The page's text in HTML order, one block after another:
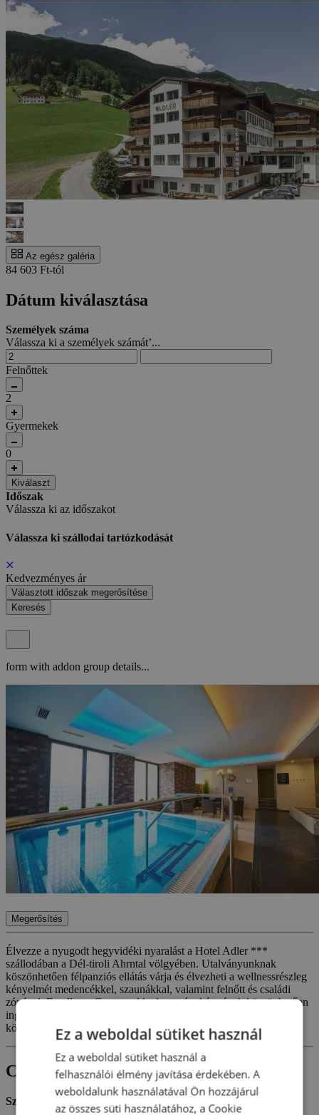
Az egész galéria
84 603 Ft-tól
Dátum kiválasztása
Személyek száma
Válassza ki a személyek számát’...
Felnőttek
2
Gyermekek
0
Kiválaszt
Időszak
Válassza ki az időszakot
Válassza ki szállodai tartózkodását
Kedvezményes ár
Választott időszak megerősítése
Keresés
form with addon group details...
Megerősítés
Élvezze a nyugodt hegyvidéki nyaralást a Hotel Adler ***
szállodában a Dél-tiroli Ahrntal völgyében. Utalványunknak
köszönhetően félpanziós ellátás várja és élvezheti a wellnessrészleg
kényelmét medencékkel, szaunákkal, valamint felnőtt és családi
zónával. Emellett a Guestcard kedvezménykártyának köszönhetően
ingyenesen használhatja majd a régi tömegközlekedését, így
könnyen felfedezheti a hegyeket és a környező látnivalókat.
Csomagtartalom
Szállás:
Ez a weboldal sütiket használ
Ez a weboldal sütiket használ a
felhasználói élmény javítása érdekében. A
weboldalunk használatával Ön hozzájárul
az összes süti használatához, a Cookie